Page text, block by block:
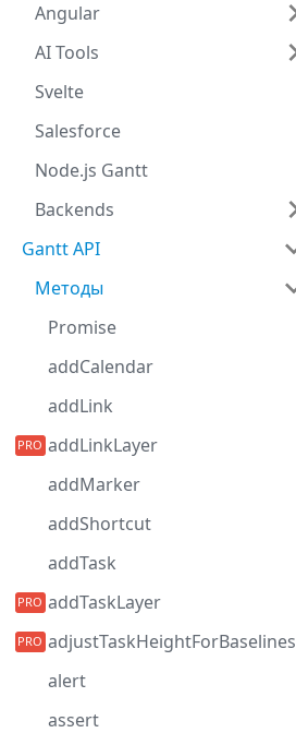
Angular
AI Tools
Svelte
Salesforce
Node.js Gantt
Backends
Gantt API
Методы
Promise
addCalendar
addLink
addLinkLayer
addMarker
addShortcut
addTask
addTaskLayer
adjustTaskHeightForBaselines
alert
assert